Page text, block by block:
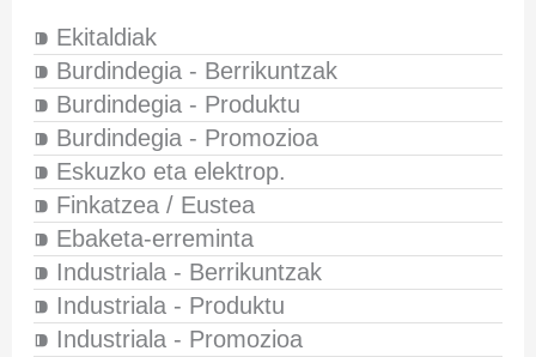
⁍ Ekitaldiak
⁍ Burdindegia - Berrikuntzak
⁍ Burdindegia - Produktu
⁍ Burdindegia - Promozioa
⁍ Eskuzko eta elektrop.
⁍ Finkatzea / Eustea
⁍ Ebaketa-erreminta
⁍ Industriala - Berrikuntzak
⁍ Industriala - Produktu
⁍ Industriala - Promozioa